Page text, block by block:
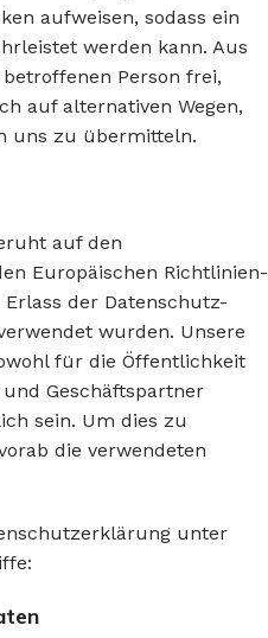
aufweisen, sodass ein
werden kann. Aus
Person frei,
auf alternativen Wegen,
uns zu übermitteln.
auf den
Europäischen Richtlinien-
der Datenschutz-
wurden. Unsere
für die Öffentlichkeit
Geschäftspartner
sein. Um dies zu
die verwendeten
unter